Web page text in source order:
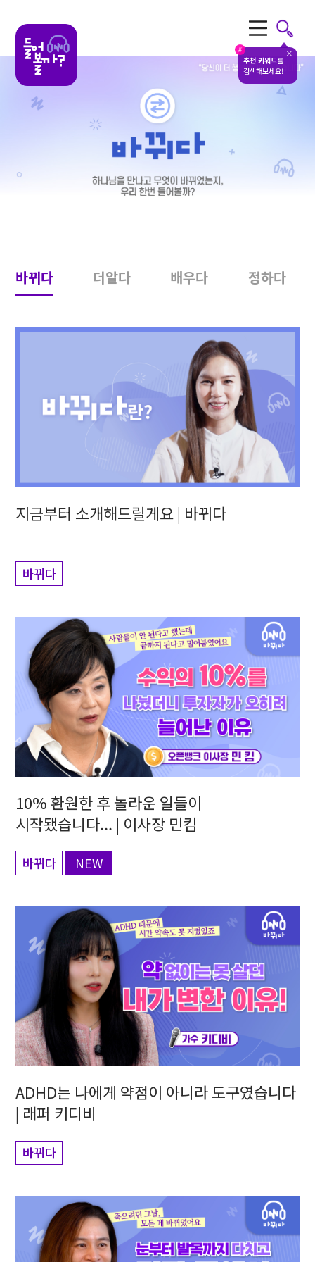
#
추천 키워드를
검색해보세요!
바뀌다 더알다 배우다 정하다
지금부터 소개해드릴게요 | 바뀌다
바뀌다
10% 환원한 후 놀라운 일들이
시작됐습니다... | 이사장 민킴
바뀌다 NEW
ADHD는 나에게 약점이 아니라 도구였습니다
| 래퍼 키디비
바뀌다